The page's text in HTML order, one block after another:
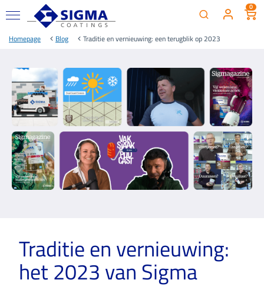
0
Homepage Blog Traditie en vernieuwing: een terugblik op 2023
Traditie en vernieuwing:
het 2023 van Sigma